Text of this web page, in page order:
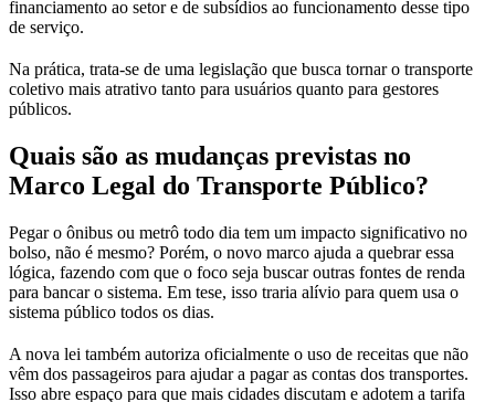
financiamento ao setor e de subsídios ao funcionamento desse tipo
de serviço.
Na prática, trata-se de uma legislação que busca tornar o transporte
coletivo mais atrativo tanto para usuários quanto para gestores
públicos.
Quais são as mudanças previstas no
Marco Legal do Transporte Público?
Pegar o ônibus ou metrô todo dia tem um impacto significativo no
bolso, não é mesmo? Porém, o novo marco ajuda a quebrar essa
lógica, fazendo com que o foco seja buscar outras fontes de renda
para bancar o sistema. Em tese, isso traria alívio para quem usa o
sistema público todos os dias.
A nova lei também autoriza oficialmente o uso de receitas que não
vêm dos passageiros para ajudar a pagar as contas dos transportes.
Isso abre espaço para que mais cidades discutam e adotem a tarifa